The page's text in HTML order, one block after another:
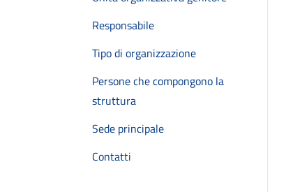
Responsabile
Tipo di organizzazione
Persone che compongono la
struttura
Sede principale
Contatti